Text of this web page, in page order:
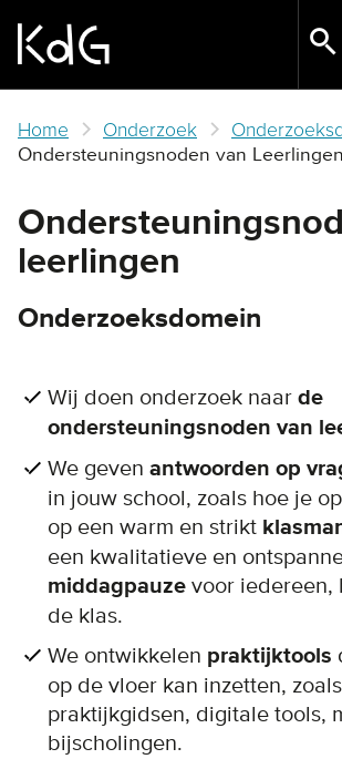
main
Home Onderzoek
Ondersteuningsnoden van Leerlingen
leerlingen
Onderzoeksdomein
Wij doen onderzoek naar de
ondersteuningsnoden van
We geven antwoorden op
in jouw school, zoals hoe je
op een warm en strikt
een kwalitatieve en
middagpauze voor iedereen,
de klas.
We ontwikkelen praktijktools
op de vloer kan inzetten, zoals
praktijkgidsen, digitale tools,
bijscholingen.